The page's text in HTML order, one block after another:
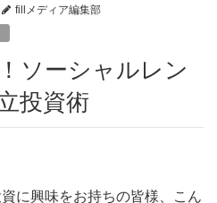
fillメディア編集部
投資術
に興味をお持ちの皆様、こん